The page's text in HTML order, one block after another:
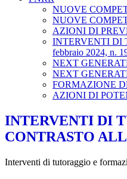
NUOVE
NUOVE
AZIONI DI
INTERVENTI DI
febbraio 2024, n.
NEXT
NEXT
FORMAZIONE
AZIONI DI
INTERVENTI DI
CONTRASTO
Interventi di tutoraggio e